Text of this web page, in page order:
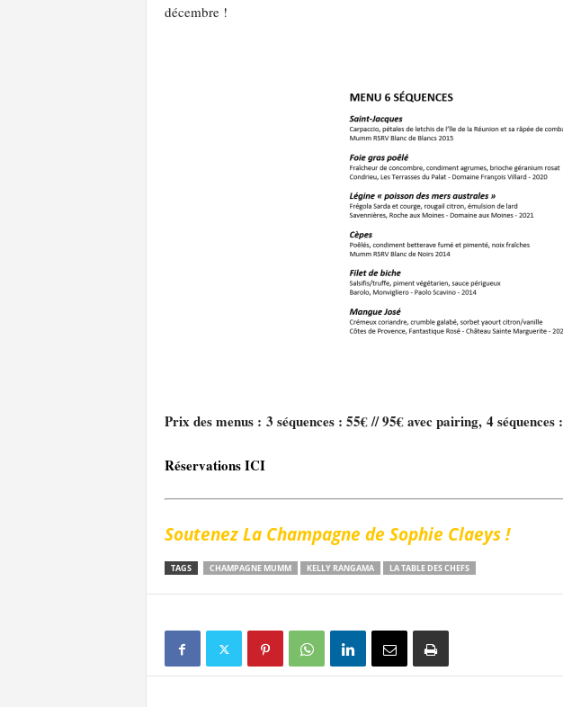
décembre !
Prix des menus : 3 séquences : 55€ // 95€ avec pairing, 4
Réservations ICI
Soutenez La Champagne de Sophie Claeys !
TAGS CHAMPAGNE MUMM KELLY RANGAMA LA TABLE DES CHEFS